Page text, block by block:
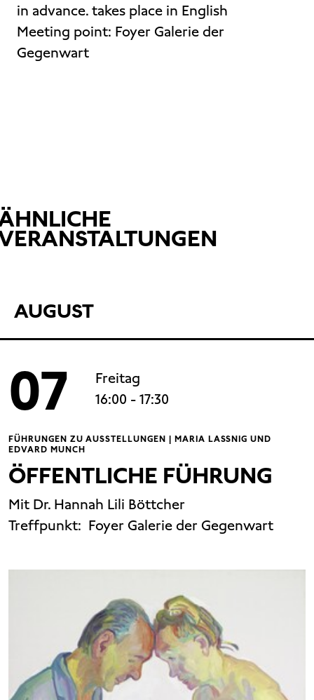
in advance. takes place in English
Meeting point: Foyer Galerie der
Gegenwart
AUGUST
07
Freitag
16:00 - 17:30
FÜHRUNGEN ZU AUSSTELLUNGEN | MARIA LASSNIG UND
EDVARD MUNCH
ÖFFENTLICHE FÜHRUNG
Mit Dr. Hannah Lili Böttcher
Treffpunkt: Foyer Galerie der Gegenwart